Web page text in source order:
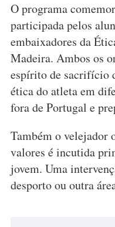
O programa
participada pelos
embaixadores da
Madeira. Ambos os
espírito de sacrifício
ética do atleta em
fora de Portugal e
Também o velejador
valores é incutida
jovem. Uma
desporto ou outra